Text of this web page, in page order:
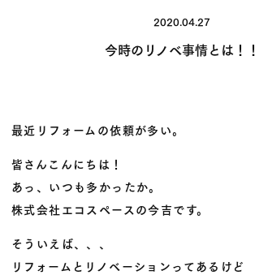
2020.04.27
今時のリノベ事情とは！！
最近リフォームの依頼が多い。
皆さんこんにちは！
あっ、いつも多かったか。
株式会社エコスペースの今吉です。
そういえば、、、
リフォームとリノベーションってあるけど